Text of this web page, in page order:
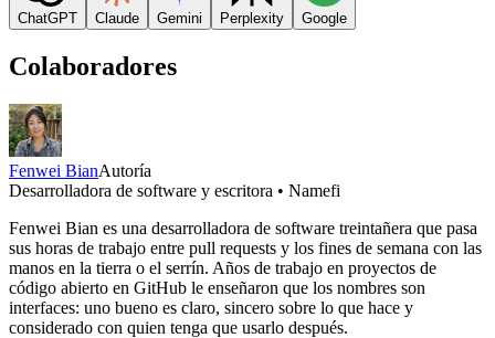
ChatGPT Claude Gemini Perplexity Google
Colaboradores
Fenwei BianAutoría
Desarrolladora de software y escritora • Namefi
Fenwei Bian es una desarrolladora de software treintañera que pasa
sus horas de trabajo entre pull requests y los fines de semana con las
manos en la tierra o el serrín. Años de trabajo en proyectos de
código abierto en GitHub le enseñaron que los nombres son
interfaces: uno bueno es claro, sincero sobre lo que hace y
considerado con quien tenga que usarlo después.